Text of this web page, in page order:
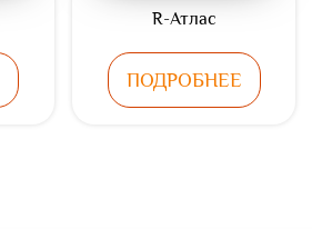
R-Атлас
ПОДРОБНЕЕ